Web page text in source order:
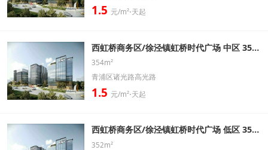
1.5 元/m²⋅天起
西虹桥商务区/徐泾镇虹桥时代广场 中区 354㎡ 精装修带家具办公室出租信息
354m²
青浦区诸光路高光路
1.5 元/m²⋅天起
西虹桥商务区/徐泾镇虹桥时代广场 低区 352㎡ 精装修带家具办公室出租信息
352m²